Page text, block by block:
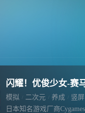
闪耀！优俊少女-赛
模拟 二次元 养成 竖屏
日本知名游戏厂商